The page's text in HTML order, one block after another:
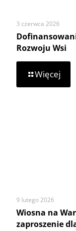
3 czerwca 2026
Rozwoju Wsi
Więcej
9 lutego 2026
Wiosna na
zaproszenie